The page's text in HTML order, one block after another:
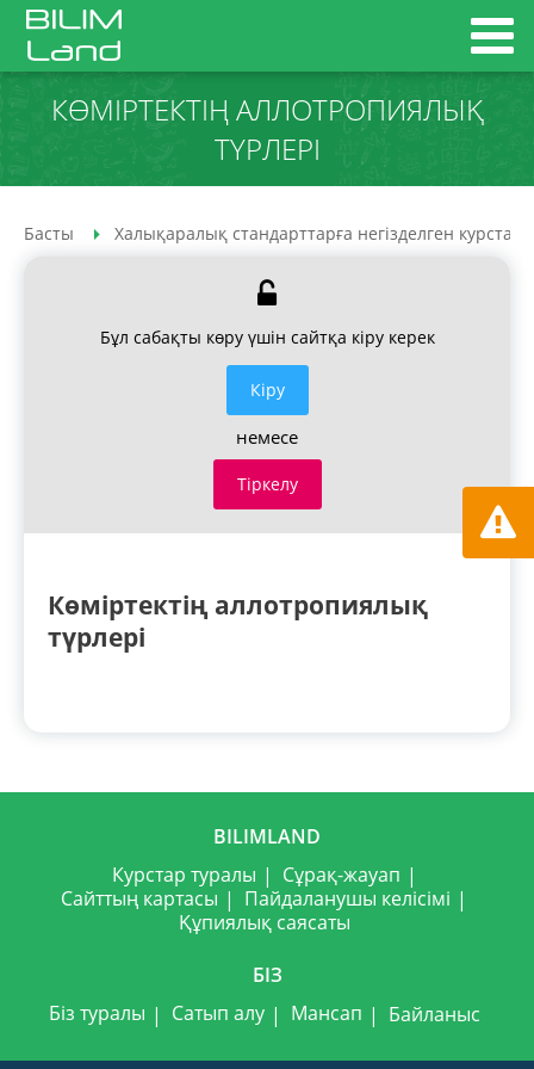
КӨМІРТЕКТІҢ АЛЛОТРОПИЯЛЫҚ
ТҮРЛЕРІ
Басты Халықаралық стандарттарға негізделген курстар
Бұл сабақты көру үшін сайтқа кіру керек
Кiру
немесе
Тіркелу
Көміртектің аллотропиялық
түрлері
BILIMLAND
Курстар туралы
Сұрақ-жауап
Сайттың картасы
Пайдаланушы келісімі
Құпиялық саясаты
БІЗ
Біз туралы
Сатып алу Мансап Байланыс